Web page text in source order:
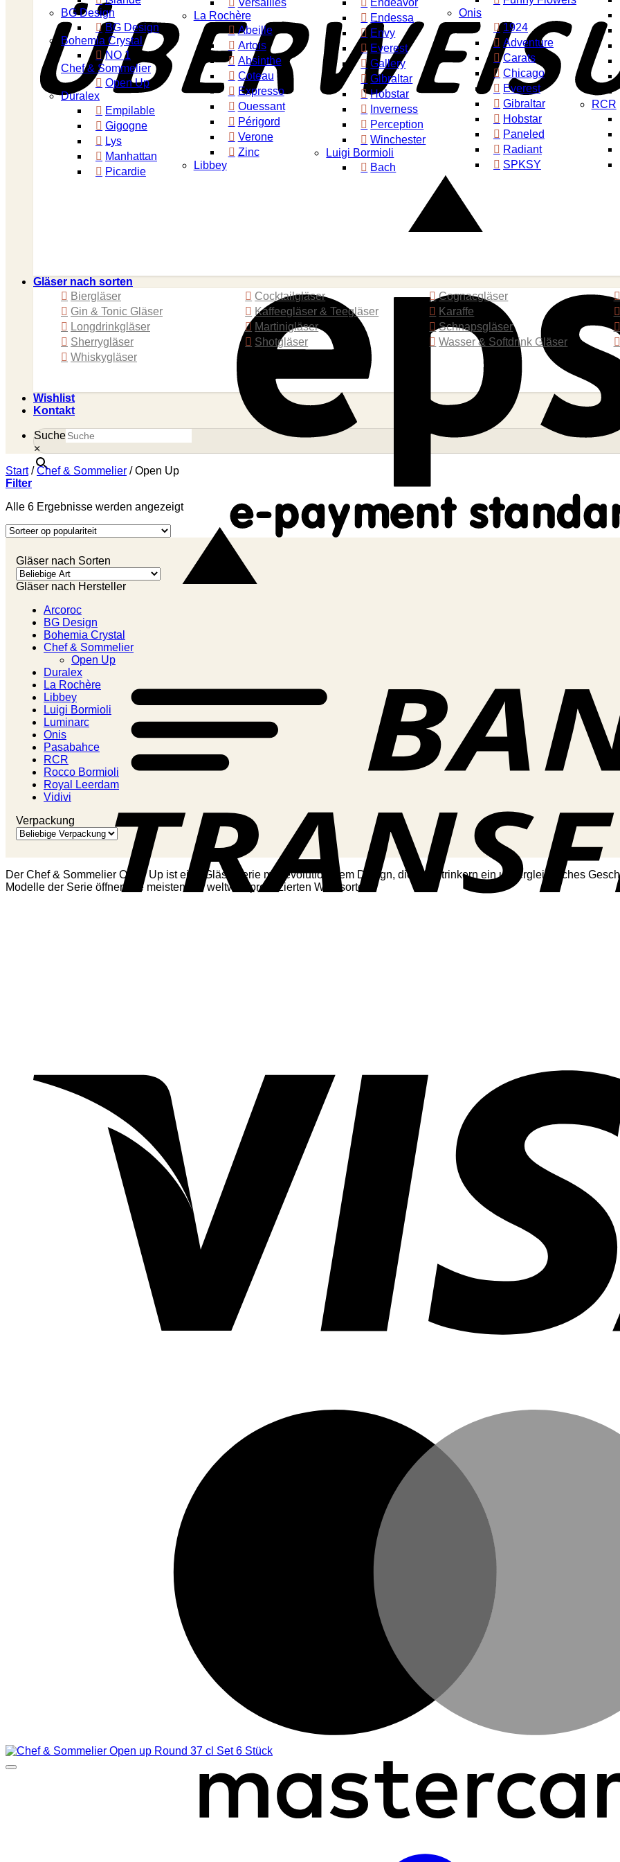
BG Design
BG Design
Bohemia Crystal
NO 1
Chef & Sommelier
Open Up
Duralex
Empilable
Gigogne
Lys
Manhattan
Picardie
Versailles
La Rochère
Abeille
Artois
Absinthe
Coteau
Expresso
Ouessant
Périgord
Verone
Zinc
Libbey
Endeavor
Endessa
Envy
Everest
Gallery
Gibraltar
Hobstar
Inverness
Perception
Winchester
Luigi Bormioli
Bach
Onis
1924
Adventure
Carats
Chicago
Everest
Gibraltar
Hobstar
Paneled
Radiant
SPKSY
RCR
Gläser nach sorten
Biergläser
Cocktailgläser
Cognacgläser
Gin & Tonic Gläser
Kaffeegläser & Teegläser
Karaffe
Longdrinkgläser
Martinigläser
Schnapsgläser
Sherrygläser
Shotgläser
Wasser & Softdrink Gläser
Whiskygläser
Wishlist
Kontakt
Suche
×
Start / Chef & Sommelier /Open Up
Filter
Alle 6 Ergebnisse werden angezeigt
Gläser nach Sorten
Gläser nach Hersteller
Arcoroc
BG Design
Bohemia Crystal
Chef & Sommelier
Open Up
Duralex
La Rochère
Libbey
Luigi Bormioli
Luminarc
Onis
Pasabahce
RCR
Rocco Bormioli
Royal Leerdam
Vidivi
Verpackung
Der Chef & Sommelier Open Up ist eine Gläserserie mit revolutionärem Design, die Weintrinkern ein unvergleichliches
Modelle der Serie öffnen die meisten der weltweit produzierten Weinsorten.